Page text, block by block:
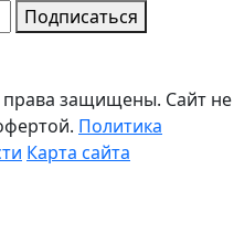
Подписаться
права защищены. Сайт не
Политика
Карта сайта